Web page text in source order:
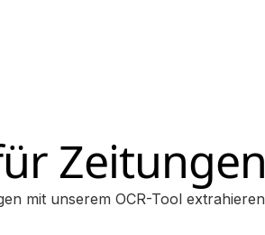
Zeitungen
mit unserem OCR-Tool extrahieren